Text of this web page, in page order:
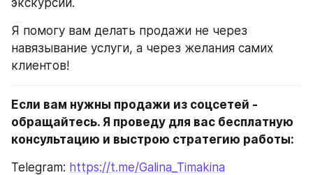
Я помогу вам делать продажи не через
навязывание услуги, а через желания самих
клиентов!
Если вам нужны продажи из соцсетей -
обращайтесь. Я проведу для вас бесплатную
консультацию и выстрою стратегию работы:
Telegram: https://t.me/Galina_Timakina